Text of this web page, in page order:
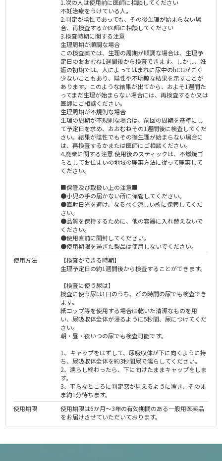
1.次の人は使用前に医師に相談してください
不妊治療をうけている人。
2.判定が陰性であっても、その後生理が始まらない場
合、再検査するか医師に相談してください
3.検査時期に関する注意
生理周期が順調な場合
この検査薬では、生理の周期が順調な場合は、生理予
定日のおおむね1週間後から検査できます。しかし、妊
娠の初期では、人によってはまれに尿中のhCGがごく
少ないこともあり、陰性や不明瞭な結果を示すことが
あります。このような結果が出てから、およそ1週間た
ってまだ生理が始まらない場合には、再検査するか又は
医師にご相談ください。
生理周期が不規則な場合
生理の周期が不規則な場合は、前回の周期を基準にし
て予定日を求め、おおむねその1週間後に検査してくだ
さい。結果が陰性でもその後生理が始まらない場合に
は、再検査するかまたは医師にご相談ください。
4.廃棄に関する注意 使用後のスティックは、不燃焼ゴ
ミとしてお住まいの地域の廃棄方法に従って廃棄して
ください。
■保管及び取扱い上の注意■
●小児の手の届かない所に保管してください。
●直射日光を避け、なるべく涼しい所に保管してくだ
さい。
●品質を保持するために、他の容器に入れ替えないで
ください。
●使用直前に開封してください。
●使用期限を過ぎた製品は使用しないでください。
使用方法
【検査ができる時期】
生理予定日の約1週間後から検査することができます。
【検査に使う尿は】
検査に使う尿は1日のうち、どの時間の尿でも検査でき
ます。
紙コップ等を使用する場合は乾いた清潔なものを用
い、尿吸収体全体が浸るように5秒間、尿につけてくだ
さい。
朝・昼・夜いつの尿でも検査可能です。
1、キャップをはずして、尿吸収体が下に向くように持
ち、尿吸収体全体を約3秒間尿で濡らしてください。
2、濡らし終わったら、下に向けたままキャップをしま
す。
3、平らなところに判定窓が見えるように置き、そのま
ま約1分待ちます。
使用期限
使用期限は6か月～3年の有効期間のある一般用医薬品
をお届けさせていただいております。